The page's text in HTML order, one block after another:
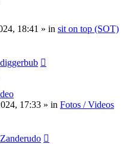
18:41 » in sit on top (SOT)
diggerbub
17:33 » in Fotos / Videos
Zanderudo